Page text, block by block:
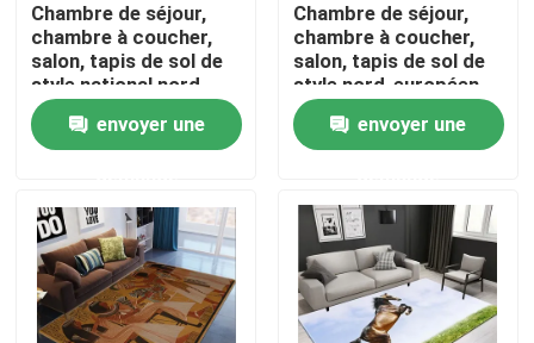
Contrôle de qualité
Demandez une citation
Tapis de plancher de chambre à coucher
Tapis de plancher de salon
Chambre de séjour,
chambre à coucher,
salon, tapis de sol de
style national nord-
européen
envoyer une
Chambre de séjour,
chambre à coucher,
salon, tapis de sol de
style nord-européen
envoyer une